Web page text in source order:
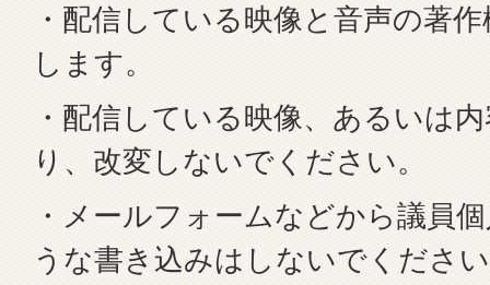
・配信している映像と音声の著
します。
・配信している映像、あるいは
り、改変しないでください。
・メールフォームなどから議員
うな書き込みはしないでくださ